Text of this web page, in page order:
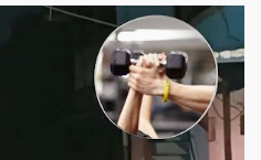
de la DPI junto a agentes de
Municipal de La Entrada,
alerta vía llamada comenzaron
y seguimiento, ubicando al
jornalero, en la Aldea Los
de Florida, Copán, ahora se